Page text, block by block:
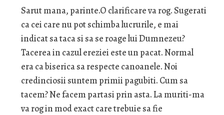
Sarut mana, parinte.O clarificare va rog. Sugerati
ca cei care nu pot schimba lucrurile, e mai
indicat sa taca si sa se roage lui Dumnezeu?
Tacerea in cazul ereziei este un pacat. Normal
era ca biserica sa respecte canoanele. Noi
credinciosii suntem primii pagubiti. Cum sa
tacem? Ne facem partasi prin asta. La muriti-ma
va rog in mod exact care trebuie sa fie